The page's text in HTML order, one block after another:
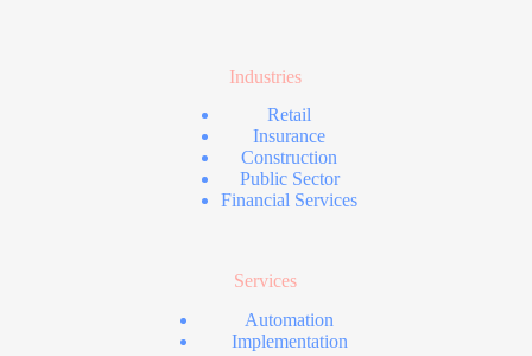
Industries
Retail
Insurance
Construction
Public Sector
Financial Services
Services
Automation
Implementation